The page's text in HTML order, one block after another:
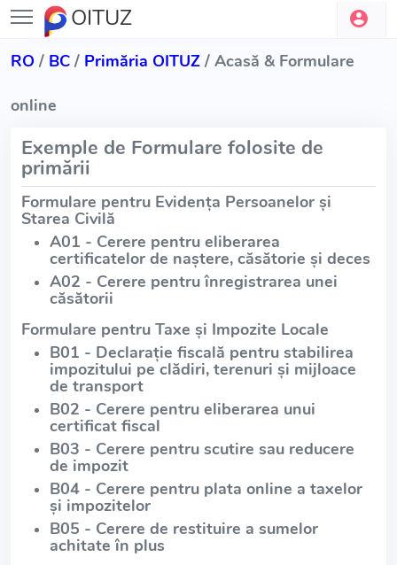
OITUZ
RO / BC / Primăria OITUZ / Acasă & Formulare
online
Exemple de Formulare folosite de
primării
Formulare pentru Evidența Persoanelor și
Starea Civilă
A01 - Cerere pentru eliberarea
certificatelor de naștere, căsătorie și deces
A02 - Cerere pentru înregistrarea unei
căsătorii
Formulare pentru Taxe și Impozite Locale
B01 - Declarație fiscală pentru stabilirea
impozitului pe clădiri, terenuri și mijloace
de transport
B02 - Cerere pentru eliberarea unui
certificat fiscal
B03 - Cerere pentru scutire sau reducere
de impozit
B04 - Cerere pentru plata online a taxelor
și impozitelor
B05 - Cerere de restituire a sumelor
achitate în plus